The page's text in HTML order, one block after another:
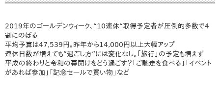
2019年のゴールデンウィーク、“10連休“取得予定者が圧倒的多数で4
割にのぼる
平均予算は47,539円。昨年から14,000円以上大幅アップ
連休日数が増えても”過ごし方”には変化なし。「旅行」の予定も増えず
平成の終わりと令和の幕開けをどう過ごす？「ご馳走を食べる」「イベント
があれば参加」「記念セールで買い物」など